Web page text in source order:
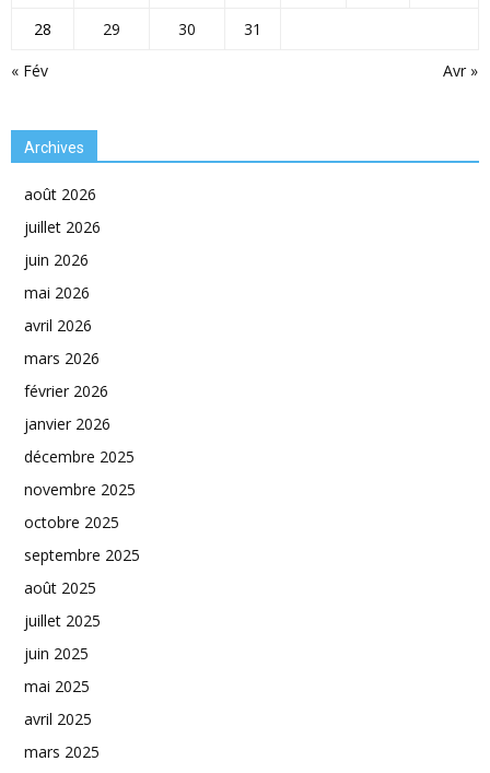
« Fév Avr »
28
29 30 31
Archives
août 2026
juillet 2026
juin 2026
mai 2026
avril 2026
mars 2026
février 2026
janvier 2026
décembre 2025
novembre 2025
octobre 2025
septembre 2025
août 2025
juillet 2025
juin 2025
mai 2025
avril 2025
mars 2025